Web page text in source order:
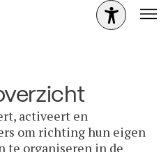
activeert en
om richting hun eigen
te organiseren in de